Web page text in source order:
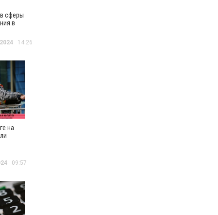
сферы
в
вырос
14:26
на
09:57